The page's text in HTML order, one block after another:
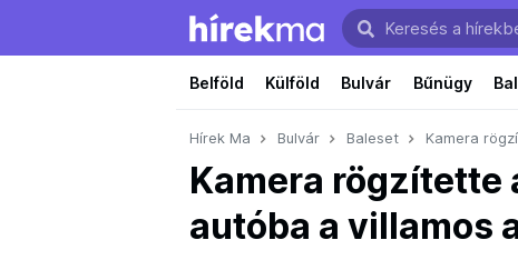
Belföld Külföld Bulvár Bűnügy
Hírek Ma Bulvár Baleset Kamera
Kamera rögzítette
autóba a villamos